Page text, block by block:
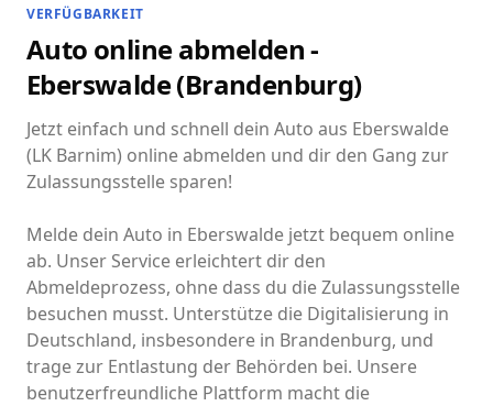
VERFÜGBARKEIT
Auto online abmelden -
Eberswalde (Brandenburg)
Jetzt einfach und schnell dein Auto aus Eberswalde
(LK Barnim) online abmelden und dir den Gang zur
Zulassungsstelle sparen!
Melde dein Auto in Eberswalde jetzt bequem online
ab. Unser Service erleichtert dir den
Abmeldeprozess, ohne dass du die Zulassungsstelle
besuchen musst. Unterstütze die Digitalisierung in
Deutschland, insbesondere in Brandenburg, und
trage zur Entlastung der Behörden bei. Unsere
benutzerfreundliche Plattform macht die